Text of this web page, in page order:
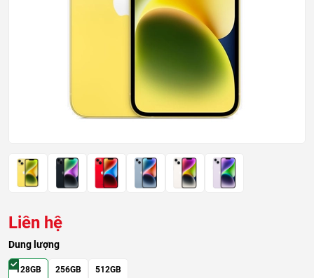
Liên hệ
Dung lượng
128GB
256GB
512GB